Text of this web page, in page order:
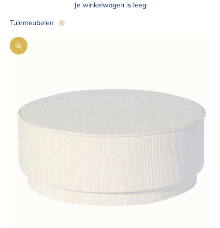
Je winkelwagen is leeg
Tuinmeubelen
In-/uitzoomen